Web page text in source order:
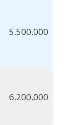
5.500.000
6.200.000